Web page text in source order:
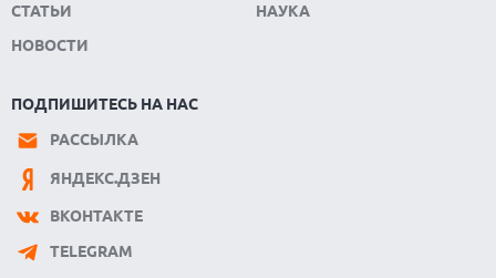
СТАТЬИ
НОВОСТИ
НАУКА
ПОДПИШИТЕСЬ НА НАС
РАССЫЛКА
ЯНДЕКС.ДЗЕН
ВКОНТАКТЕ
TELEGRAM